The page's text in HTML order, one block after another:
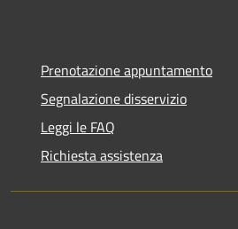
Prenotazione appuntamento
Segnalazione disservizio
Leggi le FAQ
Richiesta assistenza